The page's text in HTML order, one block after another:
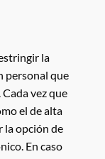
la
personal que
vez que
el de alta
la opción de
En caso